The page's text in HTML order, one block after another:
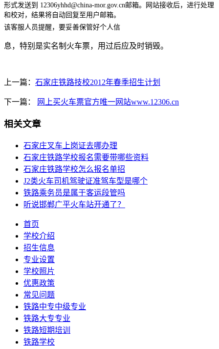
形式发送到 12306yhhd@china-mor.gov.cn邮箱。网站接收后，进行处理
和校对，结果将自动回复至用户邮箱。
该客服人员提醒，要妥善保管好个人信
息，特别是实名制火车票，用过后应及时销毁。
上一篇： 石家庄铁路技校2012年春季招生计划
下一篇： 网上买火车票官方唯一网站www.12306.cn
相关文章
石家庄叉车上岗证去哪办理
石家庄铁路学校报名需要带哪些资料
石家庄铁路学校怎么报名单招
J2类火车司机驾驶证准驾车型是哪个
铁路乘务员是属于客运段管吗
听说邯郸广平火车站开通了？
首页
学校介绍
招生信息
专业设置
学校照片
优惠政策
常见问题
铁路中专中级专业
铁路大专专业
铁路短期培训
铁路学校